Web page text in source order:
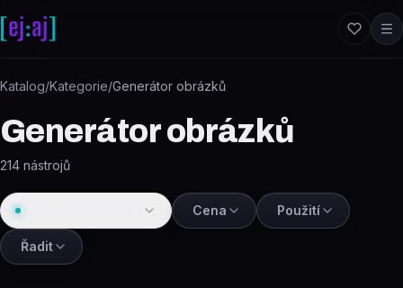
Katalog/Kategorie/Generátor obrázků
Generátor obrázků
214 nástrojů
Generátor obrázků Cena Použití
Řadit